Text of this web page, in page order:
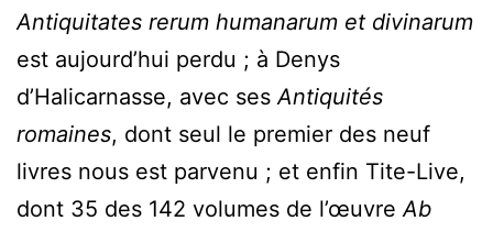
Antiquitates rerum humanarum et divinarum
est aujourd’hui perdu ; à Denys
d’Halicarnasse, avec sesAntiquités
romaines, dont seul le premier des neuf
livres nous est parvenu ; et enfin Tite-Live,
dont 35 des 142 volumes de l’œuvreAb